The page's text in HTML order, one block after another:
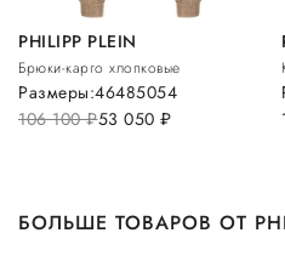
PHILIPP PLEIN
Брюки-карго хлопковые
106 100руб.53 050 руб.
Размеры:46485054
БОЛЬШЕ ТОВАРОВ ОТ